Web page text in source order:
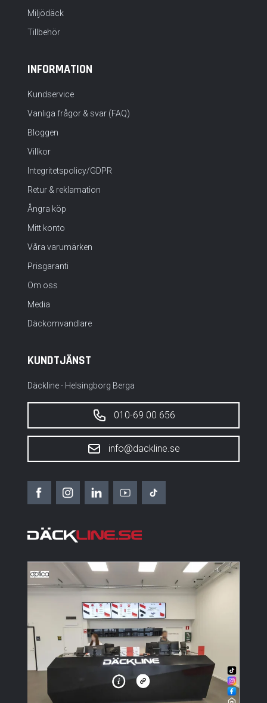
Miljödäck
Tillbehör
INFORMATION
Kundservice
Vanliga frågor & svar (FAQ)
Bloggen
Villkor
Integritetspolicy/GDPR
Retur & reklamation
Ångra köp
Mitt konto
Våra varumärken
Prisgaranti
Om oss
Media
Däckomvandlare
KUNDTJÄNST
Däckline - Helsingborg Berga
010-69 00 656
info@dackline.se